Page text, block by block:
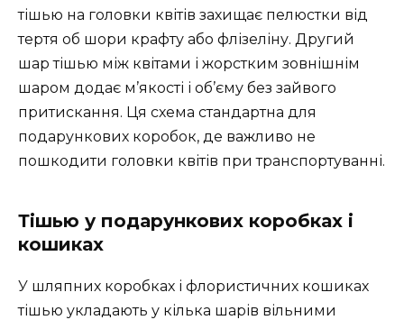
тішью на головки квітів захищає пелюстки від
тертя об шори крафту або флізеліну. Другий
шар тішью між квітами і жорстким зовнішнім
шаром додає м’якості і об’єму без зайвого
притискання. Ця схема стандартна для
подарункових коробок, де важливо не
пошкодити головки квітів при транспортуванні.
Тішью у подарункових коробках і
кошиках
У шляпних коробках і флористичних кошиках
тішью укладають у кілька шарів вільними